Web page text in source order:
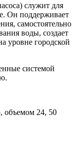
служит для
Он поддерживает
самостоятельно
воды, создает
уровне городской
системой
объемом 24, 50